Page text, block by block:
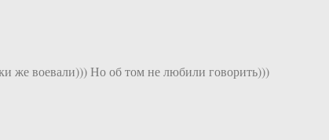
же воевали))) Но об том не любили говорить)))